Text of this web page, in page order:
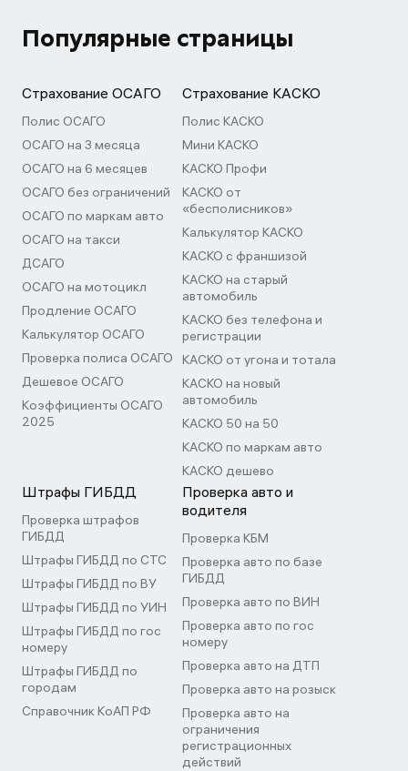
Популярные страницы
Страхование ОСАГО
Полис ОСАГО
ОСАГО на 3 месяца
ОСАГО на 6 месяцев
ОСАГО без ограничений
ОСАГО по маркам авто
ОСАГО на такси
ДСАГО
ОСАГО на мотоцикл
Продление ОСАГО
Калькулятор ОСАГО
Проверка полиса ОСАГО
Дешевое ОСАГО
Коэффициенты ОСАГО
2025
Страхование КАСКО
Полис КАСКО
Мини КАСКО
КАСКО Профи
КАСКО от
«бесполисников»
Калькулятор КАСКО
КАСКО с франшизой
КАСКО на старый
автомобиль
КАСКО без телефона и
регистрации
КАСКО от угона и тотала
КАСКО на новый
автомобиль
КАСКО 50 на 50
КАСКО по маркам авто
КАСКО дешево
Штрафы ГИБДД
Проверка штрафов
ГИБДД
Штрафы ГИБДД по СТС
Штрафы ГИБДД по ВУ
Штрафы ГИБДД по УИН
Штрафы ГИБДД по гос
номеру
Штрафы ГИБДД по
городам
Справочник КоАП РФ
Проверка авто и
водителя
Проверка КБМ
Проверка авто по базе
ГИБДД
Проверка авто по ВИН
Проверка авто по гос
номеру
Проверка авто на ДТП
Проверка авто на розыск
Проверка авто на
ограничения
регистрационных
действий